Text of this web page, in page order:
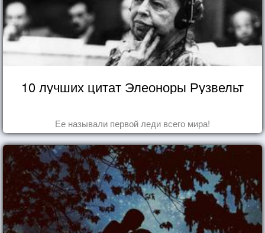
10 лучших цитат Элеоноры Рузвельт
Ее называли первой леди всего мира!